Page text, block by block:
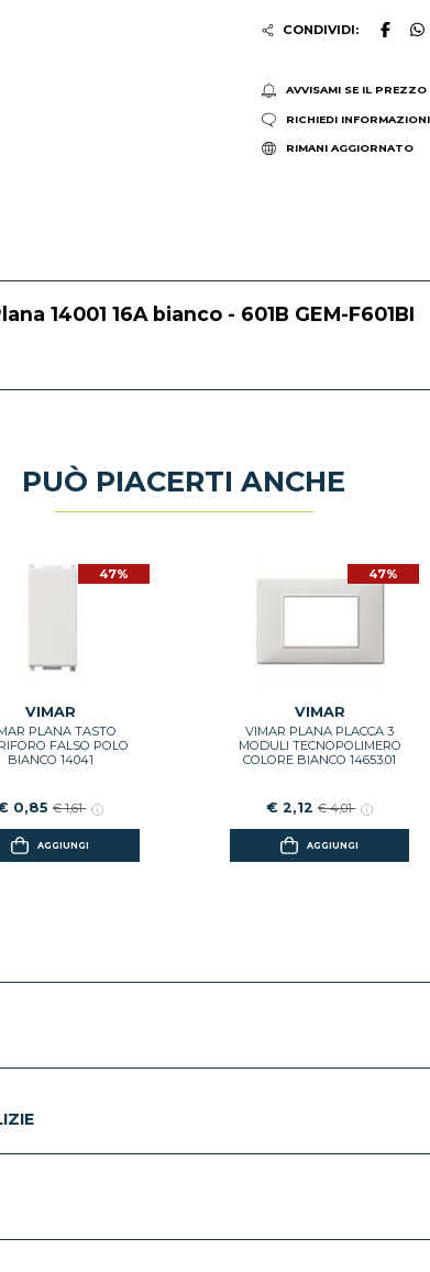
CONDIVIDI:
AVVISAMI SE IL PREZZO
RICHIEDI INFORMAZIONI
RIMANI AGGIORNATO
14001 16A bianco - 601B GEM-F601BI
PUÒ PIACERTI ANCHE
47%
VIMAR
PLANA TASTO
FALSO POLO
BIANCO 14041
0,85 € 1,61
AGGIUNGI
47%
VIMAR
VIMAR PLANA PLACCA 3
MODULI TECNOPOLIMERO
COLORE BIANCO 14653.01
€ 2,12 € 4,01
AGGIUNGI